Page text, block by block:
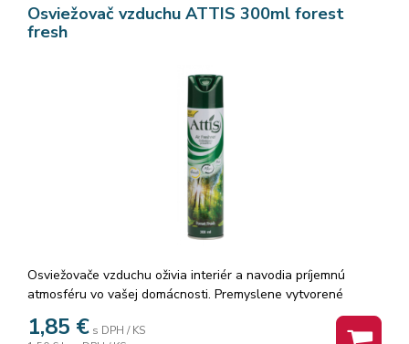
Osviežovač vzduchu ATTIS 300ml forest
fresh
Osviežovače vzduchu oživia interiér a navodia príjemnú
atmosféru vo vašej domácnosti. Premyslene vytvorené
vonné zmesi osviežovača neutralizujú nepríjemné zápachy a
zároveň v miestnosti nadlho zanechávajú sviežosť.
1,85 € s DPH / KS